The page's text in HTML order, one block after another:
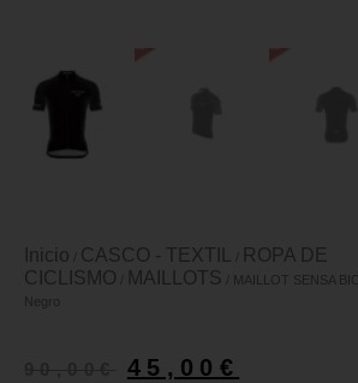
Inicio CASCO - TEXTIL
ROPA DE
CICLISMO
MAILLOTS / MAILLOT SENSA
Negro
45,00 €